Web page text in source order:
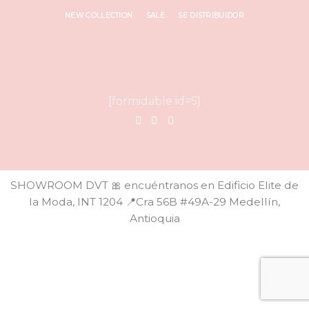
NEW COLLECTION SALE SE DISTRIBUIDOR
[formidable id=5]
SHOWROOM DVT 🎀 encuéntranos en Edificio Elite de
la Moda, INT 1204 📍Cra 56B #49A-29 Medellín,
Antioquia